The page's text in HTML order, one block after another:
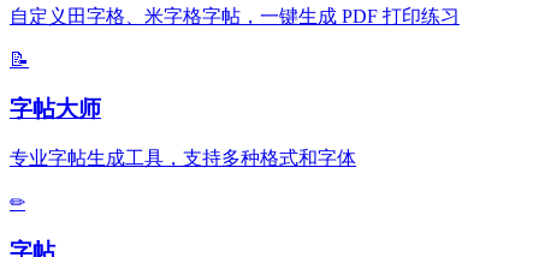
自定义田字格、米字格字帖，一键生成 PDF 打印练习
📝
字帖大师
专业字帖生成工具，支持多种格式和字体
✏
字帖